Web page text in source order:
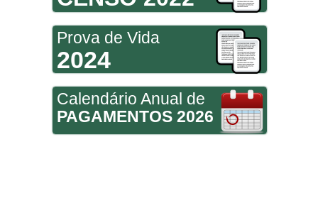
Prova de Vida
2024
Calendário Anual de
PAGAMENTOS 2026